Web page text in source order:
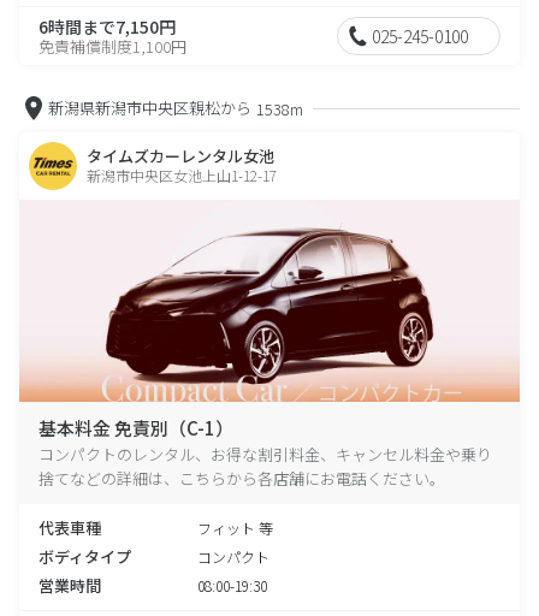
6時間まで7,150円
免責補償制度1,100円 025-245-0100
新潟県新潟市中央区親松から 1538m
タイムズカーレンタル女池
新潟市中央区女池上山1-12-17
基本料金 免責別（C-1）
コンパクトのレンタル、お得な割引料金、キャンセル料金や乗り
捨てなどの詳細は、こちらから各店舗にお電話ください。
代表車種 フィット 等
ボディタイプ コンパクト
営業時間 08:00-19:30